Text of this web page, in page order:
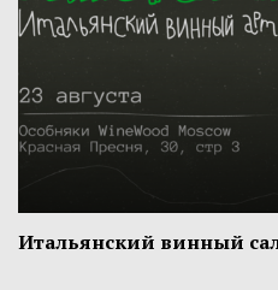
Итальянский винный